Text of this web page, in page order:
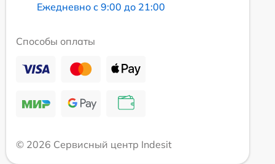
Ежедневно с 9:00 до 21:00
Способы оплаты
© 2026 Сервисный центр Indesit